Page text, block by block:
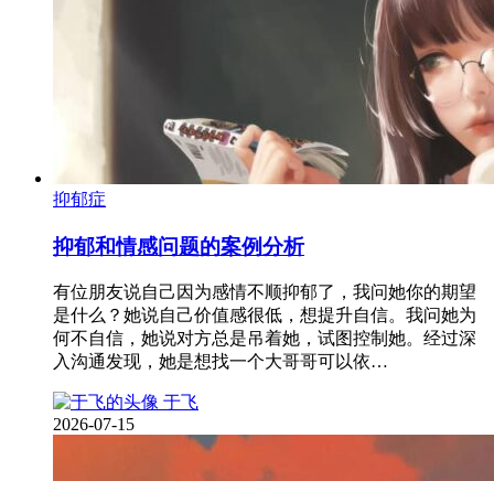
抑郁症
抑郁和情感问题的案例分析
有位朋友说自己因为感情不顺抑郁了，我问她你的期望
是什么？她说自己价值感很低，想提升自信。我问她为
何不自信，她说对方总是吊着她，试图控制她。经过深
入沟通发现，她是想找一个大哥哥可以依…
于飞
2026-07-15